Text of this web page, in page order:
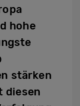
hohe
stärken
diesen